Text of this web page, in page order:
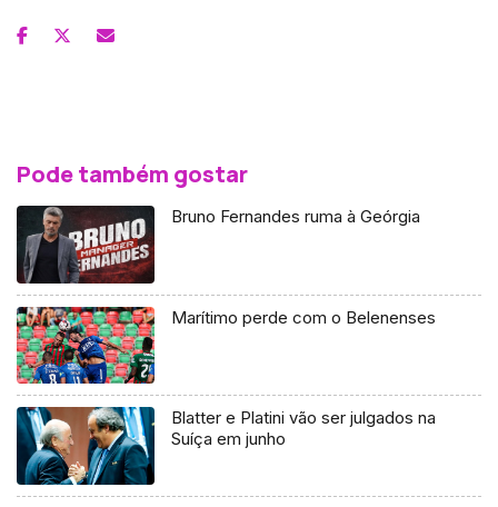
Pode também gostar
Bruno Fernandes ruma à Geórgia
Marítimo perde com o Belenenses
Blatter e Platini vão ser julgados na
Suíça em junho